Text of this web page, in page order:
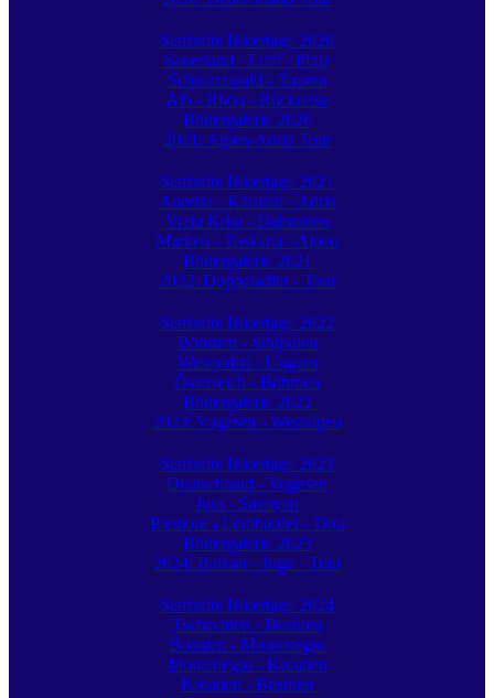
Startseite Bikertage 2020
Sauerland - Eifel - Pfalz
Schwarzwald - Touren
Alb - Rhön - Rückreise
Bildergalerie 2020
2021: Alpen-Adria Tour
Startseite Bikertage 2021
Anreise - Kärnten - Adria
Vrata Krke - Dalmatien
Marken - Toskana - Alpen
Bildergalerie 2021
2022: Doppeladler - Tour
Startseite Bikertage 2022
Böhmen - Südpolen
Westpolen - Ungarn
Österreich - Böhmen
Bildergalerie 2022
2023: Vogesen - Westalpen
Startseite Bikertage 2023
Deutschland - Vogesen
Jura - Savoyen
Piemont - Lombardei - Tirol
Bildergalerie 2023
2024: Balkan - Jugo - Tour
Startseite Bikertage 2024
Tschechien - Bosnien
Bosnien - Montenegro
Montenegro - Kroatien
Kroatien - Bosnien